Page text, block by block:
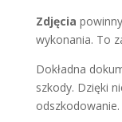
Zdjęcia
wykonania. To
Dokładna
szkody. Dzięki
odszkodowanie.